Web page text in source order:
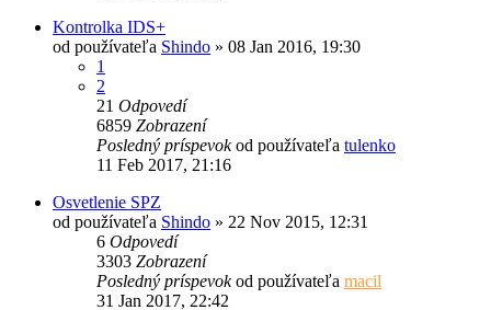
Kontrolka IDS+
od používateľa Shindo » 08 Jan 2016, 19:30
1
2
21 Odpovedí
6859 Zobrazení
Posledný príspevokod používateľa tulenko
11 Feb 2017, 21:16
Osvetlenie SPZ
od používateľa Shindo » 22 Nov 2015, 12:31
6 Odpovedí
3303 Zobrazení
Posledný príspevokod používateľa macil
31 Jan 2017, 22:42